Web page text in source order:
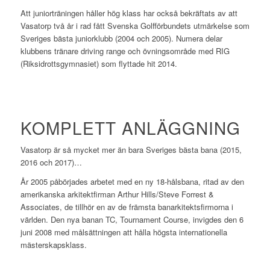
Att juniorträningen håller hög klass har också bekräftats av att
Vasatorp två år i rad fått Svenska Golfförbundets utmärkelse som
Sveriges bästa juniorklubb (2004 och 2005). Numera delar
klubbens tränare driving range och övningsområde med RIG
(Riksidrottsgymnasiet) som flyttade hit 2014.
KOMPLETT ANLÄGGNING
Vasatorp är så mycket mer än bara Sveriges bästa bana (2015,
2016 och 2017)…
År 2005 påbörjades arbetet med en ny 18-hålsbana, ritad av den
amerikanska arkitektfirman Arthur Hills/Steve Forrest &
Associates, de tillhör en av de främsta banarkitektsfirmorna i
världen. Den nya banan TC, Tournament Course, invigdes den 6
juni 2008 med målsättningen att hålla högsta internationella
mästerskapsklass.